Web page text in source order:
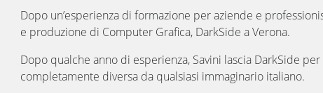
Dopo un’esperienza di formazione per aziende e
e produzione di Computer Grafica, DarkSide a Verona.
Dopo qualche anno di esperienza, Savini lascia DarkSide
completamente diversa da qualsiasi immaginario italiano.